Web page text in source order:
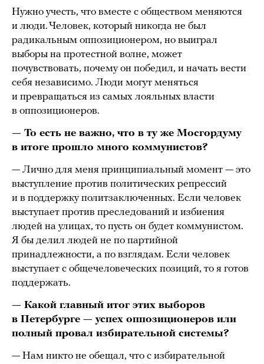
Нужно учесть, что вместе с обществом меняются
и люди. Человек, который никогда не был
радикальным оппозиционером, но выиграл
выборы на протестной волне, может
почувствовать, почему он победил, и начать вести
себя независимо. Люди могут меняться
и превращаться из самых лояльных власти
в оппозиционеров.
— То есть не важно, что в ту же Мосгордуму
в итоге прошло много коммунистов?
— Лично для меня принципиальный момент — это
выступление против политических репрессий
и в поддержку политзаключенных. Если человек
выступает против преследований и избиения
людей на улицах, то пусть он будет коммунистом.
Я бы делил людей не по партийной
принадлежности, а по взглядам. Если человек
выступает с общечеловеческих позиций, то я готов
поддержать.
— Какой главный итог этих выборов
в Петербурге — успех оппозиционеров или
полный провал избирательной системы?
— Нам никто не обещал, что с избирательной